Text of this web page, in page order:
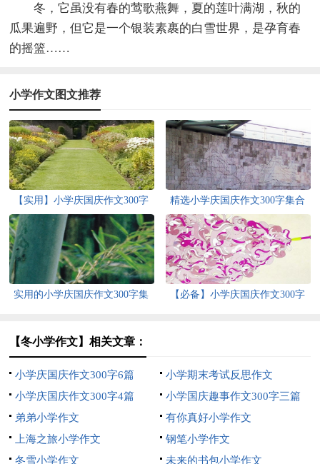
冬，它虽没有春的莺歌燕舞，夏的莲叶满湖，秋的
瓜果遍野，但它是一个银装素裹的白雪世界，是孕育春
的摇篮……
小学作文图文推荐
【实用】小学庆国庆作文300字
汇编7篇
精选小学庆国庆作文300字集合
七篇
实用的小学庆国庆作文300字集
【必备】小学庆国庆作文300字
【冬小学作文】相关文章：
小学庆国庆作文300字6篇
小学期末考试反思作文
小学庆国庆作文300字4篇
小学国庆趣事作文300字三篇
弟弟小学作文
有你真好小学作文
上海之旅小学作文
钢笔小学作文
冬雪小学作文
未来的书包小学作文